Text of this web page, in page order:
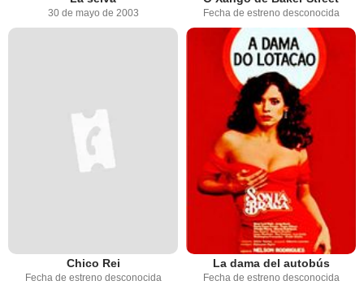
30 de mayo de 2003 Fecha de estreno desconocida
Chico Rei
Fecha de estreno desconocida
La dama del autobús
Fecha de estreno desconocida